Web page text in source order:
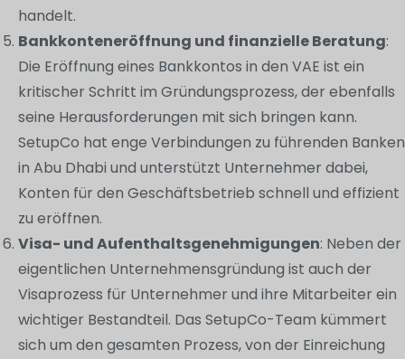
handelt.
Bankkonteneröffnung und finanzielle Beratung:
Die Eröffnung eines Bankkontos in den VAE ist ein
kritischer Schritt im Gründungsprozess, der ebenfalls
seine Herausforderungen mit sich bringen kann.
SetupCo hat enge Verbindungen zu führenden Banken
in Abu Dhabi und unterstützt Unternehmer dabei,
Konten für den Geschäftsbetrieb schnell und effizient
zu eröffnen.
Visa- und Aufenthaltsgenehmigungen: Neben der
eigentlichen Unternehmensgründung ist auch der
Visaprozess für Unternehmer und ihre Mitarbeiter ein
wichtiger Bestandteil. Das SetupCo-Team kümmert
sich um den gesamten Prozess, von der Einreichung